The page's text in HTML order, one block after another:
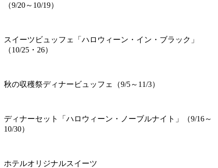
（9/20～10/19）
スイーツビュッフェ「ハロウィーン・イン・ブラック」
（10/25・26）
秋の収穫祭ディナービュッフェ（9/5～11/3）
ディナーセット「ハロウィーン・ノーブルナイト」（9/16～
10/30）
ホテルオリジナルスイーツ